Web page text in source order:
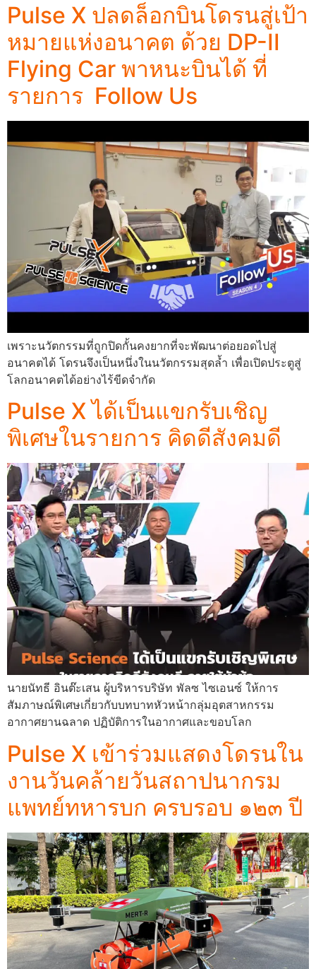
Pulse X ปลดล็อกบินโดรนสู่เป้า
หมายแห่งอนาคต ด้วย DP-II
Flying Car พาหนะบินได้ ที่
รายการ Follow Us
เพราะนวัตกรรมที่ถูกปิดกั้นคงยากที่จะพัฒนาต่อยอดไปสู่
อนาคตได้ โดรนจึงเป็นหนึ่งในนวัตกรรมสุดล้ำ เพื่อเปิดประตูสู่
โลกอนาคตได้อย่างไร้ขีดจำกัด
Pulse X ได้เป็นแขกรับเชิญ
พิเศษในรายการ คิดดีสังคมดี
นายนัทธี อินต๊ะเสน ผู้บริหารบริษัท พัลซ ไซเอนซ์ ให้การ
สัมภาษณ์พิเศษเกี่ยวกับบทบาทหัวหน้ากลุ่มอุตสาหกรรม
อากาศยานฉลาด ปฏิบัติการในอากาศและขอบโลก
Pulse X เข้าร่วมแสดงโดรนใน
งานวันคล้ายวันสถาปนากรม
แพทย์ทหารบก ครบรอบ ๑๒๓ ปี